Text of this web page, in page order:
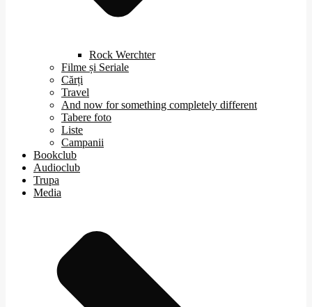
Rock Werchter
Filme și Seriale
Cărți
Travel
And now for something completely different
Tabere foto
Liste
Campanii
Bookclub
Audioclub
Trupa
Media